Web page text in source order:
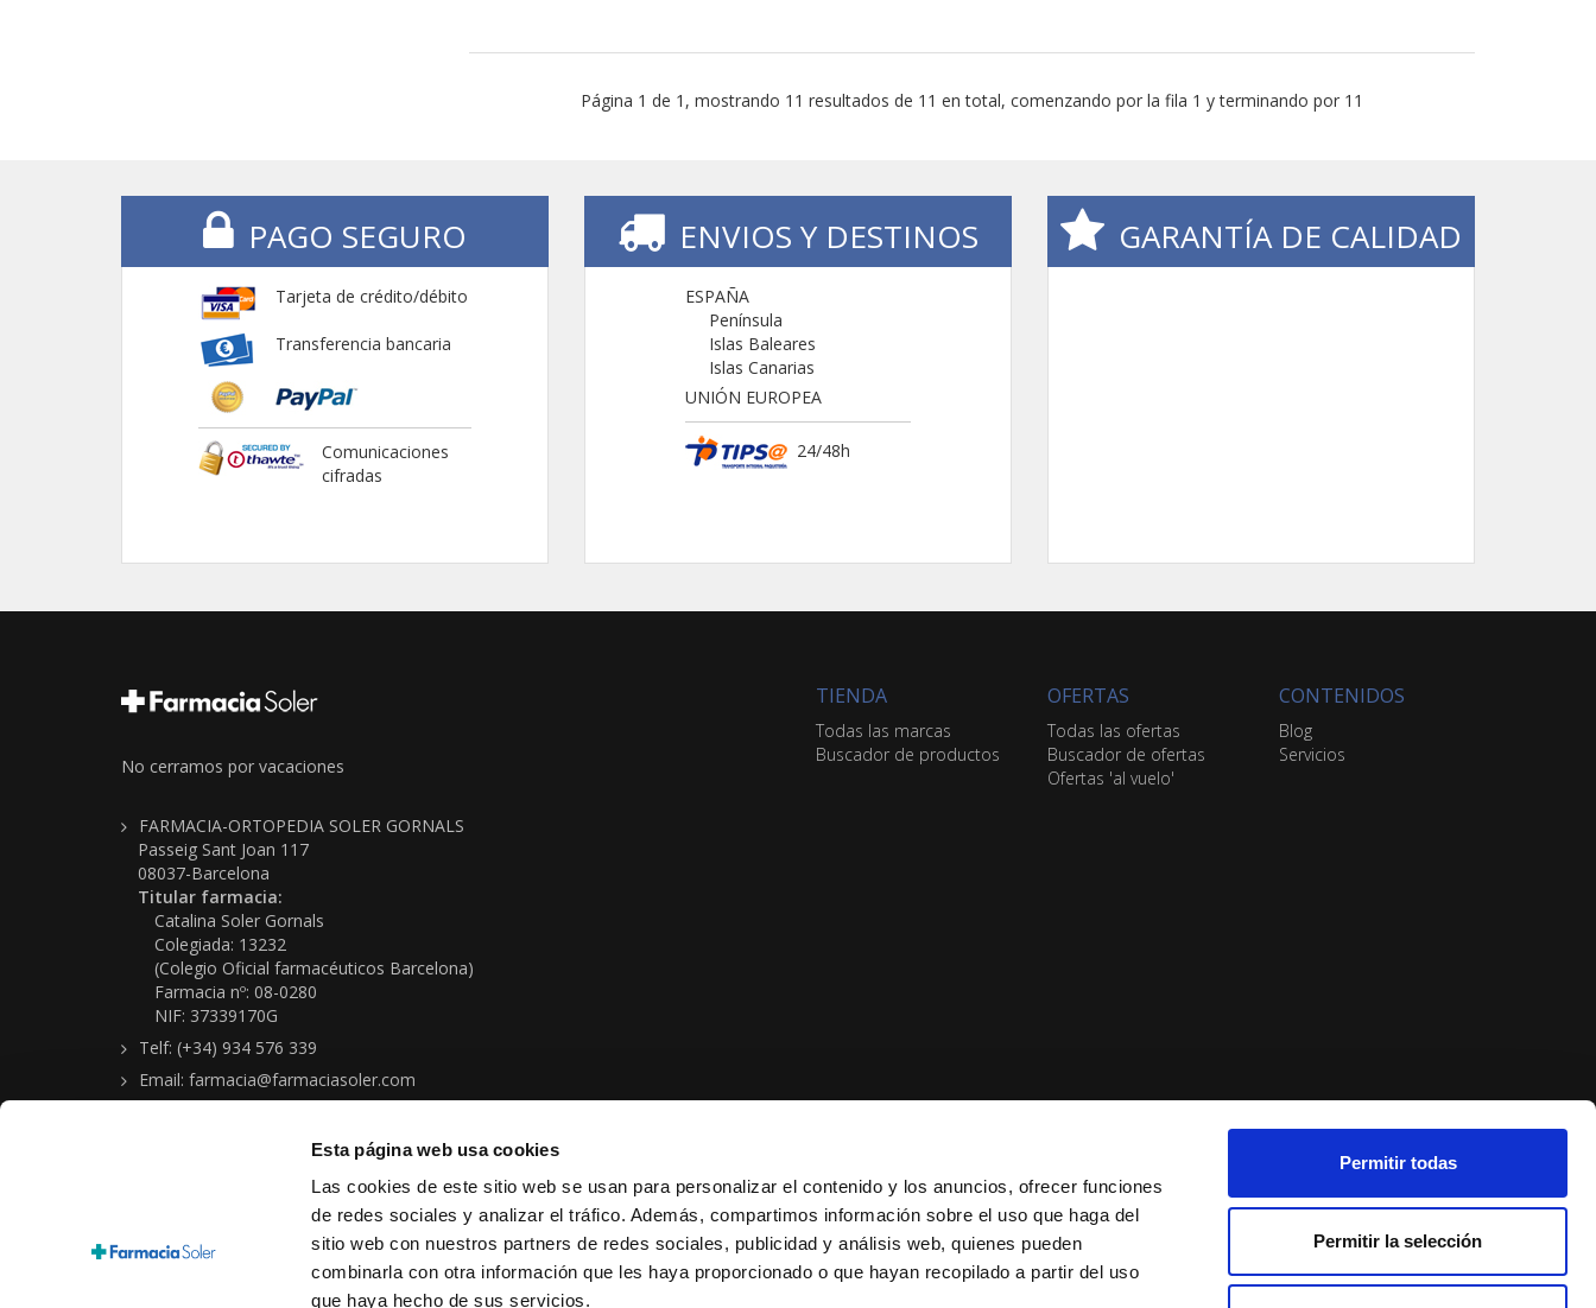
Esta página web usa cookies
Las cookies de este sitio web se usan para personalizar el contenido y los anuncios, ofrecer funciones
de redes sociales y analizar el tráfico. Además, compartimos información sobre el uso que haga del
sitio web con nuestros partners de redes sociales, publicidad y análisis web, quienes pueden
combinarla con otra información que les haya proporcionado o que hayan recopilado a partir del uso
que haya hecho de sus servicios.
Permitir todas
Permitir la selección
Página 1 de 1, mostrando 11 resultados de 11 en total, comenzando por la fila 1 y terminando por 11
PAGO SEGURO
Tarjeta de crédito/débito
Transferencia bancaria
Comunicaciones
cifradas
ENVIOS Y DESTINOS
ESPAÑA
Península
Islas Baleares
Islas Canarias
UNIÓN EUROPEA
24/48h
GARANTÍA DE CALIDAD
No cerramos por vacaciones
FARMACIA-ORTOPEDIA SOLER GORNALS
Passeig Sant Joan 117
08037-Barcelona
Titular farmacia:
Catalina Soler Gornals
Colegiada: 13232
(Colegio Oficial farmacéuticos Barcelona)
Farmacia nº: 08-0280
NIF: 37339170G
Telf: (+34) 934 576 339
Email: farmacia@farmaciasoler.com
TIENDA
Todas las marcas
Buscador de productos
OFERTAS
Todas las ofertas
Buscador de ofertas
Ofertas 'al vuelo'
CONTENIDOS
Blog
Servicios
Copyright © 2026 Farmacia-Ortopedia Soler Gornals
Condiciones de venta
Política de